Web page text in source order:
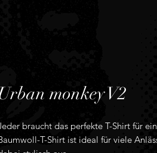
monkey V2
braucht das perfekte T-Shirt für
T-Shirt ist ideal für viele